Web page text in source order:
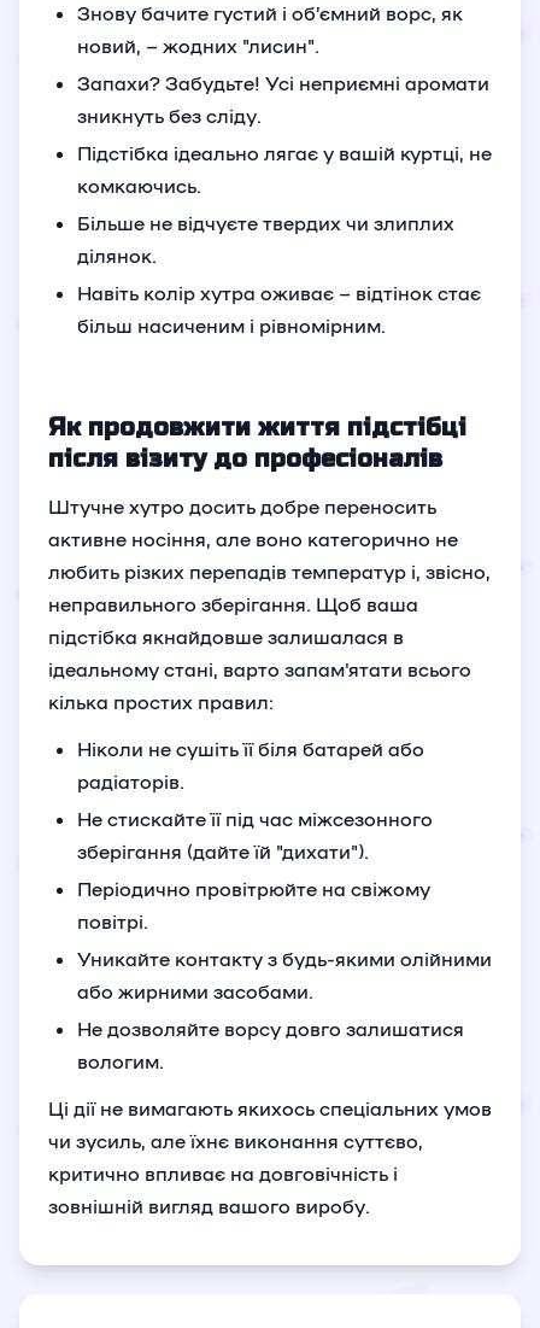
Знову бачите густий і об’ємний ворс, як
новий, – жодних "лисин".
Запахи? Забудьте! Усі неприємні аромати
зникнуть без сліду.
Підстібка ідеально лягає у вашій куртці, не
комкаючись.
Більше не відчуєте твердих чи злиплих
ділянок.
Навіть колір хутра оживає – відтінок стає
більш насиченим і рівномірним.
Як продовжити життя підстібці
після візиту до професіоналів
Штучне хутро досить добре переносить
активне носіння, але воно категорично не
любить різких перепадів температур і, звісно,
неправильного зберігання. Щоб ваша
підстібка якнайдовше залишалася в
ідеальному стані, варто запам'ятати всього
кілька простих правил:
Ніколи не сушіть її біля батарей або
радіаторів.
Не стискайте її під час міжсезонного
зберігання (дайте їй "дихати").
Періодично провітрюйте на свіжому
повітрі.
Уникайте контакту з будь-якими олійними
або жирними засобами.
Не дозволяйте ворсу довго залишатися
вологим.
Ці дії не вимагають якихось спеціальних умов
чи зусиль, але їхнє виконання суттєво,
критично впливає на довговічність і
зовнішній вигляд вашого виробу.